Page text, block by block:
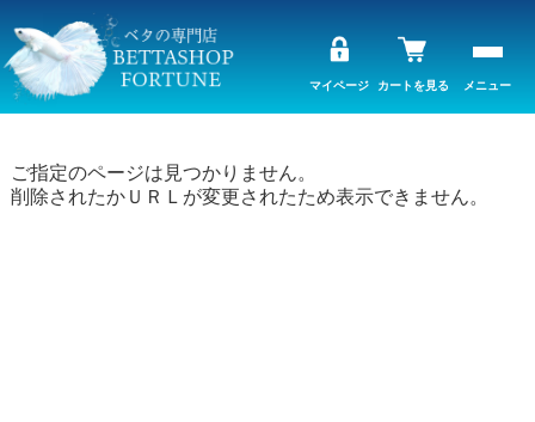
メニュー
カートを見る
マイページ
ご指定のページは見つかりません。
削除されたかＵＲＬが変更されたため表示できません。